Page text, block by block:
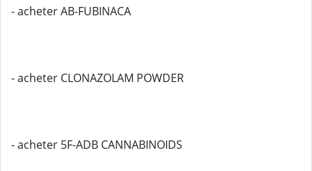
- acheter AB-FUBINACA
- acheter CLONAZOLAM POWDER
- acheter 5F-ADB CANNABINOIDS